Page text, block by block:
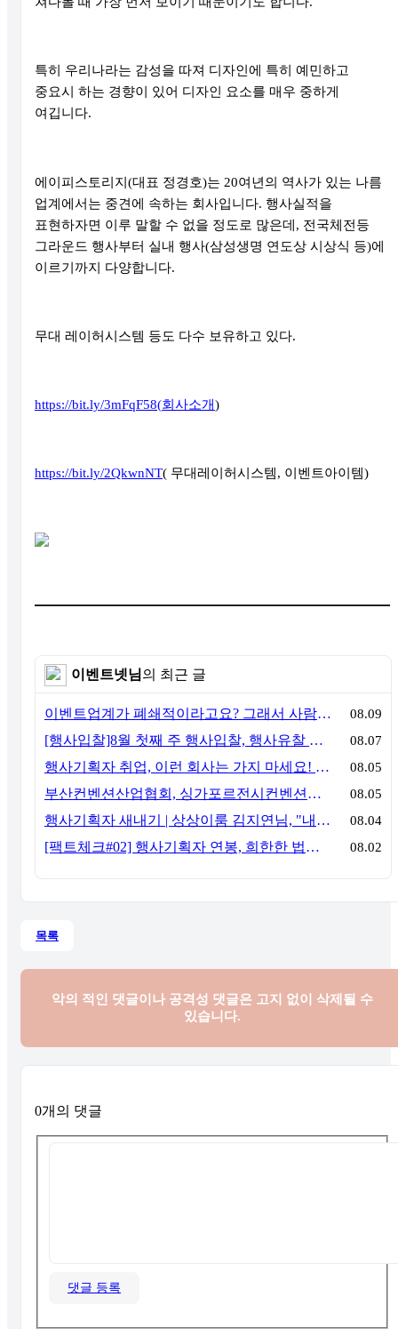
특히 우리나라는 감성을 따져 디자인에 특히 예민하고
중요시 하는 경향이 있어 디자인 요소를 매우 중하게
여깁니다.
에이피스토리지(대표 정경호)는 20여년의 역사가 있는 나름
업계에서는 중견에 속하는 회사입니다. 행사실적을
표현하자면 이루 말할 수 없을 정도로 많은데, 전국체전등
그라운드 행사부터 실내 행사(삼성생명 연도상 시상식 등)에
이르기까지 다양합니다.
무대 레이허시스템 등도 다수 보유하고 있다.
https://bit.ly/3mFqF58(회사소개)
https://bit.ly/2QkwnNT( 무대레이허시스템, 이벤트아이템)
이벤트넷님의 최근 글
이벤트업계가 폐쇄적이라고요? 그래서 사람이 안 옵니다 08.09
[행사입찰]8월 첫째 주 행사입찰, 행사유찰 결과 08.07
행사기획자 취업, 이런 회사는 가지 마세요! 신입이 꼭 알아야 할 5가지 기준[이벤트산업 팩트체크#3] 08.05
부산컨벤션산업협회, 싱가포르전시컨벤션협회(SACEOS)와 업무협약 체결… 아시아 마이스 협력 확대 08.05
행사기획자 새내기 | 상상이룸 김지연님, "내 맘대로, 내 뜻대로 행사를 만든다 08.04
[팩트체크#02] 행사기획자 연봉, 희한한 법칙~ '첨에는 비실, 3년만 지나면 튼실' 08.02
목록
악의 적인 댓글이나 공격성 댓글은 고지 없이 삭제될 수
있습니다.
0개의 댓글
댓글 등록